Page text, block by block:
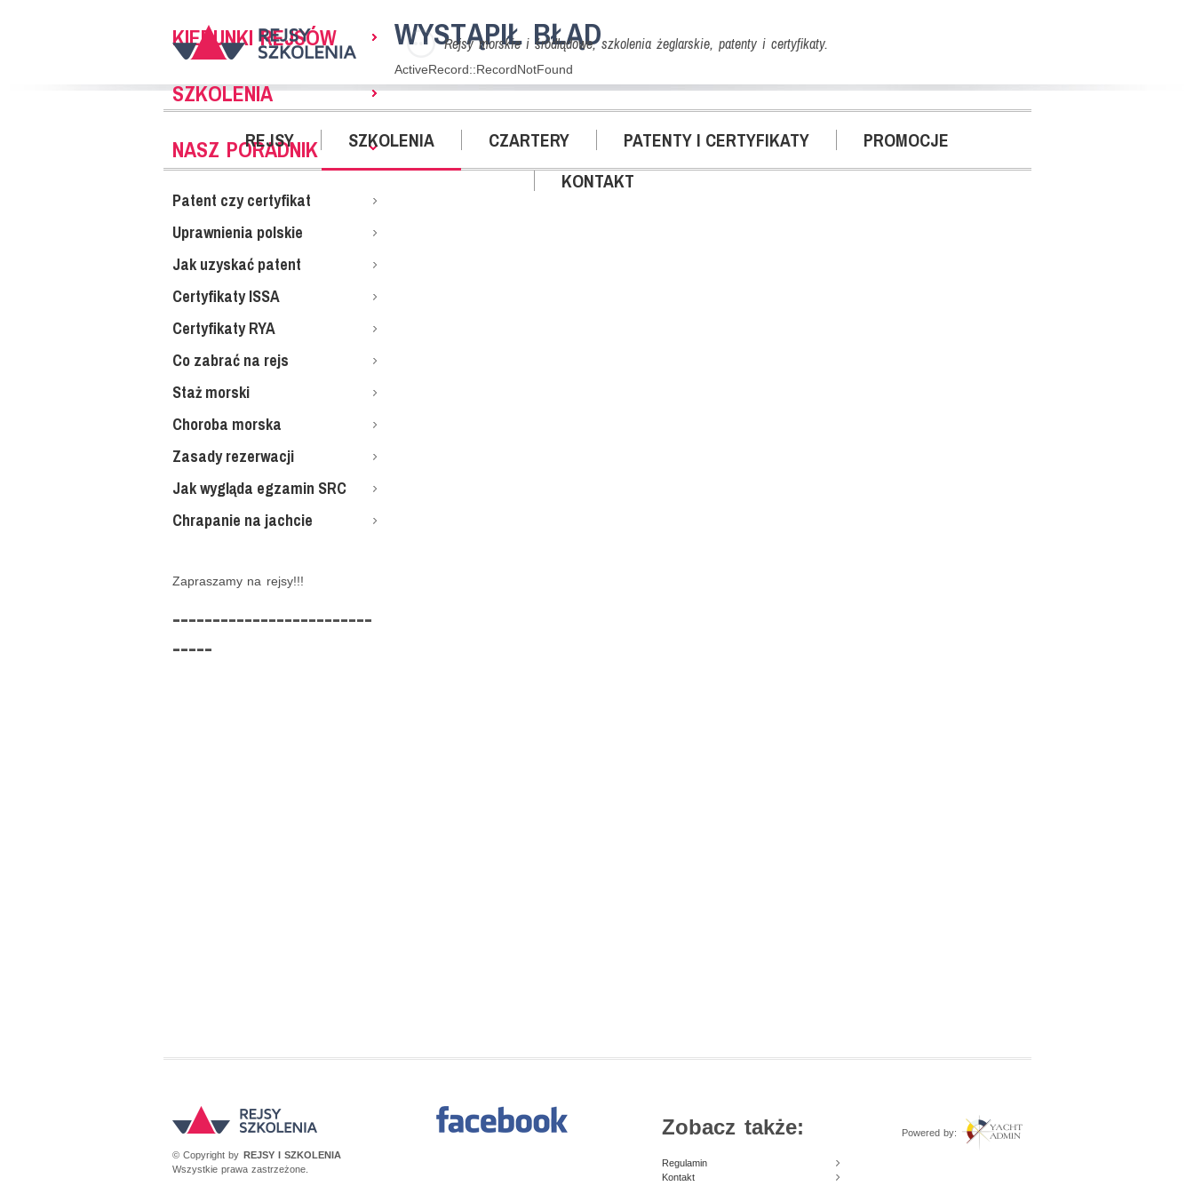
REJSY SZKOLENIA CZARTERY PATENTY I CERTYFIKATY
PROMOCJE
KONTAKT
Rejsy morskie i śródlądowe, szkolenia żeglarskie, patenty i certyfikaty.
WYSTĄPIŁ BŁĄD
ActiveRecord::RecordNotFound
KIERUNKI REJSÓW
SZKOLENIA
NASZ PORADNIK
Patent czy certyfikat
Uprawnienia polskie
Jak uzyskać patent
Certyfikaty ISSA
Certyfikaty RYA
Co zabrać na rejs
Staż morski
Choroba morska
Zasady rezerwacji
Jak wygląda egzamin SRC
Chrapanie na jachcie
Zapraszamy na rejsy!!!
-------------------------
-----
© Copyright by REJSY I SZKOLENIA
Wszystkie prawa zastrzeżone.
Powered by:
Zobacz także:
Regulamin
Kontakt